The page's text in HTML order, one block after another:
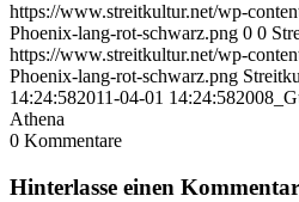
https://www.streitkultur.net/wp-
Phoenix-lang-rot-schwarz.png 0 0
https://www.streitkultur.net/wp-
Phoenix-lang-rot-schwarz.png
14:24:582011-04-01 14:24:58
Athena
0 Kommentare
Hinterlasse einen Kommentar